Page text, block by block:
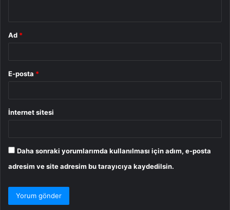
Ad *
E-posta *
İnternet sitesi
Daha sonraki yorumlarımda kullanılması için adım, e-posta
adresim ve site adresim bu tarayıcıya kaydedilsin.